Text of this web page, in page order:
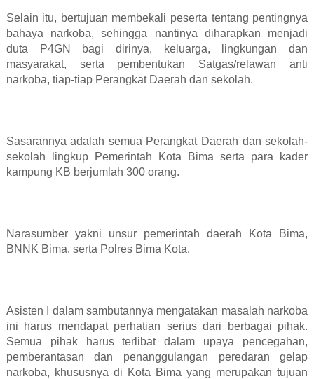
Selain itu, bertujuan membekali peserta tentang pentingnya
bahaya narkoba, sehingga nantinya diharapkan menjadi
duta P4GN bagi dirinya, keluarga, lingkungan dan
masyarakat, serta pembentukan Satgas/relawan anti
narkoba, tiap-tiap Perangkat Daerah dan sekolah.
Sasarannya adalah semua Perangkat Daerah dan sekolah-
sekolah lingkup Pemerintah Kota Bima serta para kader
kampung KB berjumlah 300 orang.
Narasumber yakni unsur pemerintah daerah Kota Bima,
BNNK Bima, serta Polres Bima Kota.
Asisten I dalam sambutannya mengatakan masalah narkoba
ini harus mendapat perhatian serius dari berbagai pihak.
Semua pihak harus terlibat dalam upaya pencegahan,
pemberantasan dan penanggulangan peredaran gelap
narkoba, khususnya di Kota Bima yang merupakan tujuan